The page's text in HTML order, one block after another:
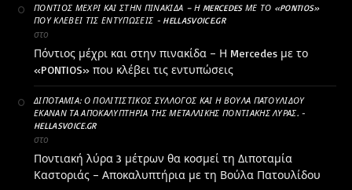
ΠΌΝΤΙΟΣ ΜΈΧΡΙ ΚΑΙ ΣΤΗΝ ΠΙΝΑΚΊΔΑ – Η MERCEDES ΜΕ ΤΟ «PONTIOS»
ΠΟΥ ΚΛΈΒΕΙ ΤΙΣ ΕΝΤΥΠΏΣΕΙΣ - HELLASVOICE.GR
στο
Πόντιος μέχρι και στην πινακίδα – Η Mercedes με το
«PONTIOS» που κλέβει τις εντυπώσεις
ΔΙΠΟΤΑΜΊΑ: Ο ΠΟΛΙΤΙΣΤΙΚΌΣ ΣΎΛΛΟΓΟΣ ΚΑΙ Η ΒΟΎΛΑ ΠΑΤΟΥΛΊΔΟΥ
ΈΚΑΝΑΝ ΤΑ ΑΠΟΚΑΛΥΠΤΉΡΙΑ ΤΗΣ ΜΕΤΑΛΛΙΚΉΣ ΠΟΝΤΙΑΚΉΣ ΛΎΡΑΣ. -
HELLASVOICE.GR
στο
Ποντιακή λύρα 3 μέτρων θα κοσμεί τη Διποταμία
Καστοριάς – Αποκαλυπτήρια με τη Βούλα Πατουλίδου